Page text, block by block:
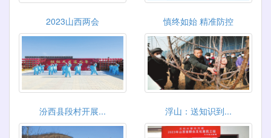
2023山西两会 慎终如始 精准防控
汾西县段村开展... 浮山：送知识到...